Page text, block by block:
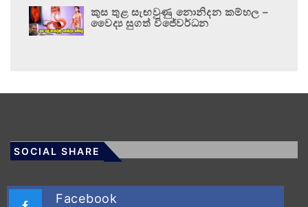
කුස තුළ සැඟවුණු නොනිදන කම්හල –
වෛද්‍ය සුගත් විජේවර්ධන
SOCIAL SHARE
Facebook